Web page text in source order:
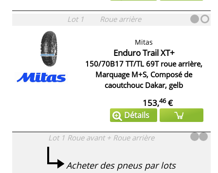
Lot 1 Roue arrière
Mitas
Enduro Trail XT+
150/70B17 TT/TL 69T roue arrière,
Marquage M+S, Composé de
caoutchouc Dakar, gelb
153,46€
Détails
Lot 1 Roue avant + Roue arrière
Acheter des pneus par lots